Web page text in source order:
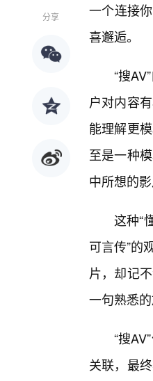
分享
一个连接
喜邂逅。
“搜
户对内容
能理解更
至是一种
中所想的影
这种“
可言传”的
片，却记
一句熟悉的
“搜
关联，最